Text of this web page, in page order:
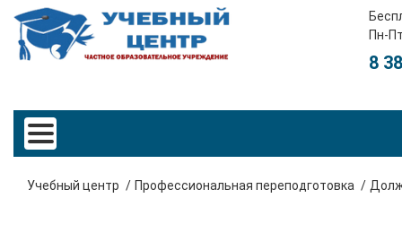
Пн-
8
Учебный центр Профессиональная переподготовка